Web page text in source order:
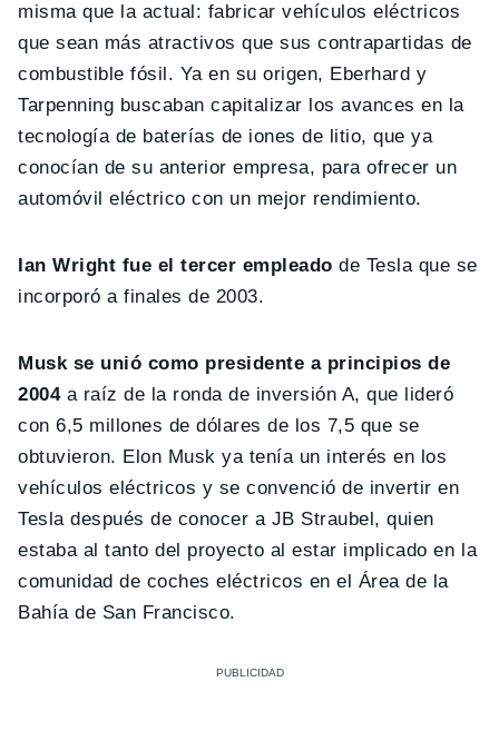
misma que la actual: fabricar vehículos eléctricos
que sean más atractivos que sus contrapartidas de
combustible fósil. Ya en su origen, Eberhard y
Tarpenning buscaban capitalizar los avances en la
tecnología de baterías de iones de litio, que ya
conocían de su anterior empresa, para ofrecer un
automóvil eléctrico con un mejor rendimiento.
Ian Wright fue el tercer empleado de Tesla que se
incorporó a finales de 2003.
Musk se unió como presidente a principios de
2004a raíz de la ronda de inversión A, que lideró
con 6,5 millones de dólares de los 7,5 que se
obtuvieron. Elon Musk ya tenía un interés en los
vehículos eléctricos y se convenció de invertir en
Tesla después de conocer a JB Straubel, quien
estaba al tanto del proyecto al estar implicado en la
comunidad de coches eléctricos en el Área de la
Bahía de San Francisco.